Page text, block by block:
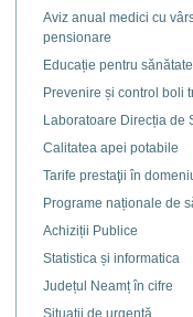
Aviz anual medici cu
pensionare
Educație pentru sănătate
Prevenire și control boli
Laboratoare Direcția de
Calitatea apei potabile
Tarife prestaţii în
Programe naționale de
Achiziții Publice
Statistica și informatica
Județul Neamț în cifre
Situaţii de urgență